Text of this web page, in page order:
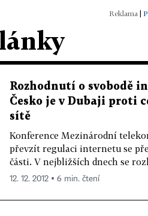
|
Rozhodnutí o svobodě
Česko je v Dubaji proti
sítě
Konference Mezinárodní
převzít regulaci internetu se
části. V nejbližších dnech se
12. 12. 2012 ▪ 6 min. čtení